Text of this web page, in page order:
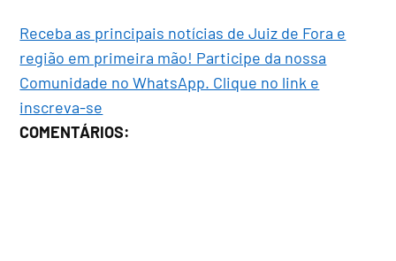
Receba as principais notícias de Juiz de Fora e
região em primeira mão! Participe da nossa
Comunidade no WhatsApp. Clique no link e
inscreva-se
COMENTÁRIOS: